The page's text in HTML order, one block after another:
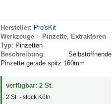
Hersteller: Pro'sKit
Werkzeuge > Pinzette, Extraktoren
Typ: Pinzetten
Beschreibung: Selbstöffnende
Pinzette gerade spitz 160mm
verfügbar: 2 St.
2 St. - stock Köln